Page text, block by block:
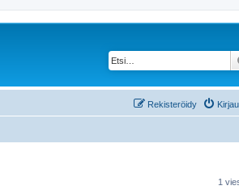
Rekisteröidy
1